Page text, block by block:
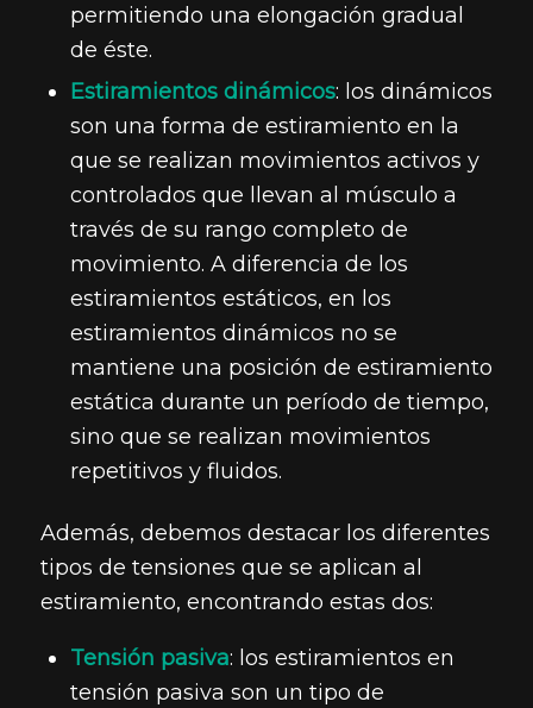
permitiendo una elongación gradual
de éste.
Estiramientos dinámicos: los dinámicos
son una forma de estiramiento en la
que se realizan movimientos activos y
controlados que llevan al músculo a
través de su rango completo de
movimiento. A diferencia de los
estiramientos estáticos, en los
estiramientos dinámicos no se
mantiene una posición de estiramiento
estática durante un período de tiempo,
sino que se realizan movimientos
repetitivos y fluidos.
Además, debemos destacar los diferentes
tipos de tensiones que se aplican al
estiramiento, encontrando estas dos:
Tensión pasiva: los estiramientos en
tensión pasiva son un tipo de